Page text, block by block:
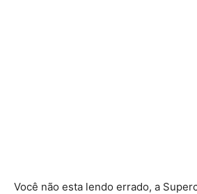
Você não esta lendo errado, a